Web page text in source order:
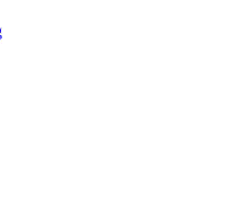
KGN 57Vd03